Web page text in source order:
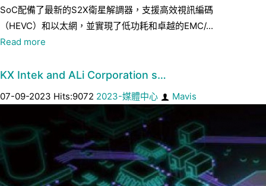
SoC配備了最新的S2X衛星解調器，支援高效視訊編碼
（HEVC）和以太網，並實現了低功耗和卓越的EMC/...
Read more
KX Intek and ALi Corporation s…
07-09-2023 Hits:9072 2023-媒體中心 Mavis